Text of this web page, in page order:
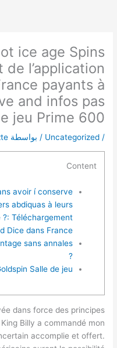
ice age Spins
l’application
payants à
and infos pas
jeu Prime 600
/
Uncategorized / بواسطة
Content
avoir í conserve
abdiquas à leurs
Téléchargement
Dice dans France
sans annales
?
Salle de jeu
dans force des principes
Billy a commandé mon
accomplie et offert.